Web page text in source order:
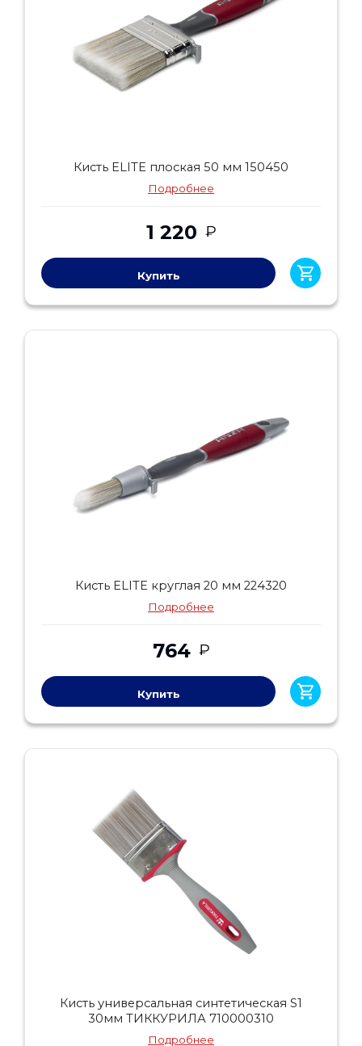
Кисть ELITE плоская 50 мм 150450
Подробнее
1 220 ₽
Купить
Кисть ELITE круглая 20 мм 224320
Подробнее
764 ₽
Купить
Кисть универсальная синтетическая S1
30мм ТИККУРИЛА 710000310
Подробнее